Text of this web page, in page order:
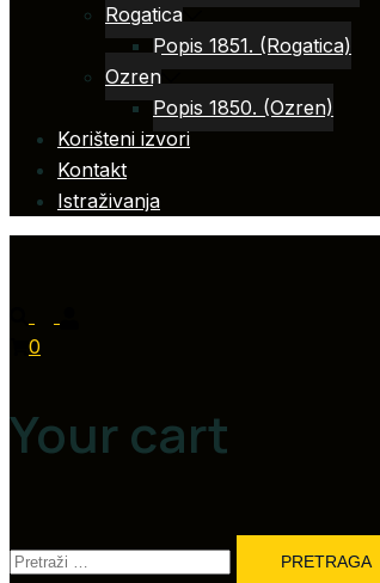
Rogatica
Popis 1851. (Rogatica)
Ozren
Popis 1850. (Ozren)
Korišteni izvori
Kontakt
Istraživanja
0
Your cart
Pretraga: